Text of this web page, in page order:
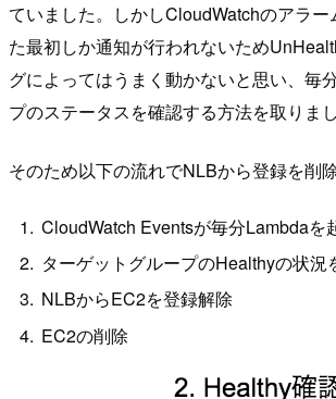
ていました。しかしCloudWatchのアラー
た最初しか通知が行われないため
グによってはうまく動かないと思い、毎
プのステータスを確認する方法を取りまし
そのため以下の流れでNLBから登録を削除
CloudWatch Eventsが毎分Lambdaを
ターゲットグループのHealthyの状況
NLBからEC2を登録解除
EC2の削除